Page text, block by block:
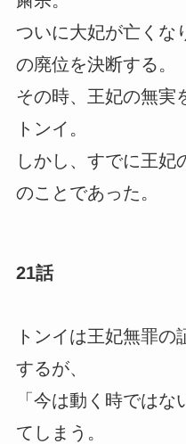
ついに大妃が亡くな
の廃位を決断する。
その時、王妃の無実
トンイ。
しかし、すでに王妃
のことであった。
21話
トンイは王妃無罪の
するが、
「今は動く時では
てしまう。